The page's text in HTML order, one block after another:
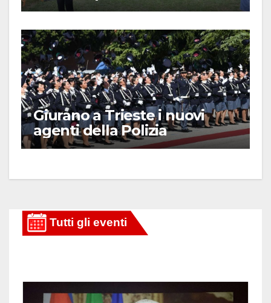
Giurano a Trieste i nuovi
agenti della Polizia